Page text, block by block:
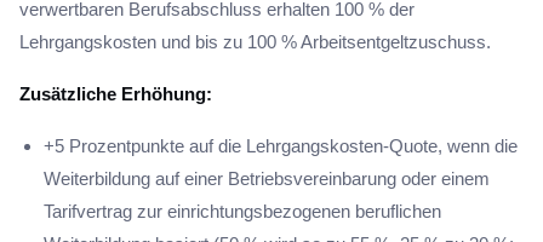
verwertbaren Berufsabschluss erhalten 100 % der
Lehrgangskosten und bis zu 100 % Arbeitsentgeltzuschuss.
Zusätzliche Erhöhung:
+5 Prozentpunkte auf die Lehrgangskosten-Quote, wenn die
Weiterbildung auf einer Betriebsvereinbarung oder einem
Tarifvertrag zur einrichtungsbezogenen beruflichen